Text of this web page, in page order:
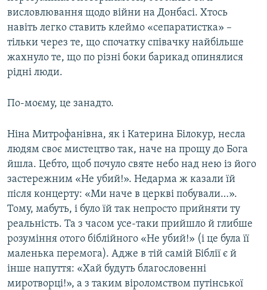
висловлювання щодо війни на Донбасі. Хтось
навіть легко ставить клеймо «сепаратистка» –
тільки через те, що спочатку співачку найбільше
жахнуло те, що по різні боки барикад опинялися
рідні люди.
По-моєму, це занадто.
Ніна Митрофанівна, як і Катерина Білокур, несла
людям своє мистецтво так, наче на прощу до Бога
йшла. Цебто, щоб почуло святе небо над нею із його
застережним «Не убий!». Недарма ж казали їй
після концерту: «Ми наче в церкві побували…».
Тому, мабуть, і було їй так непросто прийняти ту
реальність. Та з часом усе-таки прийшло й глибше
розуміння отого біблійного «Не убий!» (і це була її
маленька перемога). Адже в тій самій Біблії є й
інше напуття: «Хай будуть благословенні
миротворці!», а з таким віроломством путінської